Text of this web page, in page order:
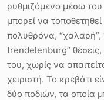
ρυθμιζόμενο μέσω
μπορεί να τοποθετηθεί
πολυθρόνα, “χαλαρή”,
trendelenburg”
του, χωρίς να
χειριστή. Το κρεβάτι
δύο ποδιών, τα οποία